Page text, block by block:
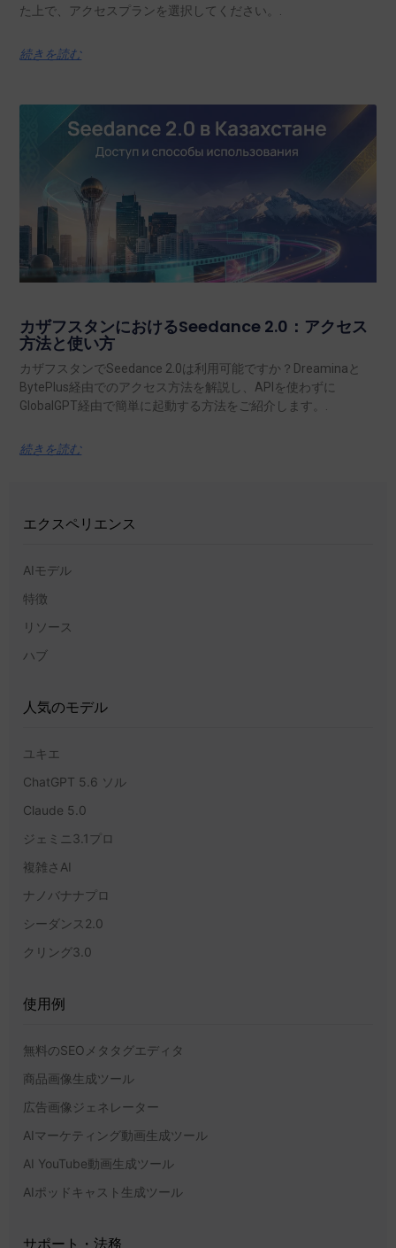
た上で、アクセスプランを選択してください。.
続きを読む
カザフスタンにおけるSeedance 2.0：アクセス
方法と使い方
カザフスタンでSeedance 2.0は利用可能ですか？Dreaminaと
BytePlus経由でのアクセス方法を解説し、APIを使わずに
GlobalGPT経由で簡単に起動する方法をご紹介します。.
続きを読む
エクスペリエンス
AIモデル
特徴
リソース
ハブ
人気のモデル
ユキエ
ChatGPT 5.6 ソル
Claude 5.0
ジェミニ3.1プロ
複雑さAI
ナノバナナプロ
シーダンス2.0
クリング3.0
使用例
無料のSEOメタタグエディタ
商品画像生成ツール
広告画像ジェネレーター
AIマーケティング動画生成ツール
AI YouTube動画生成ツール
AIポッドキャスト生成ツール
サポート・法務